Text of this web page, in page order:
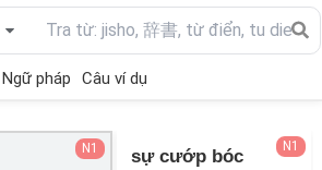
Ngữ pháp Câu ví dụ
N1 sự cướp bóc N1